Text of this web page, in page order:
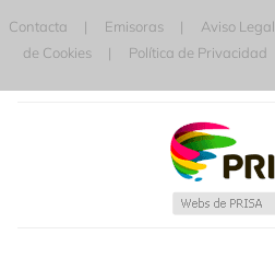
Contacta Emisoras Aviso Legal
de Cookies
Política de Privacidad